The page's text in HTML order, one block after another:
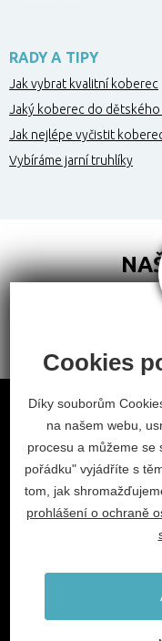
RADY A TIPY
Jak vybrat kvalitní koberec
Jaký koberec do
Jak nejlépe vyčistit
Vybíráme jarní truhlíky
V.Nezvala
Cookies
Díky souborům
na našem webu,
procesu a můžeme se
pořádku" vyjádříte s
tom, jak
prohlášení o ochraně